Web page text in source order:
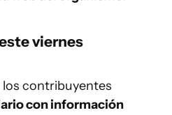
viernes
los contribuyentes
con información